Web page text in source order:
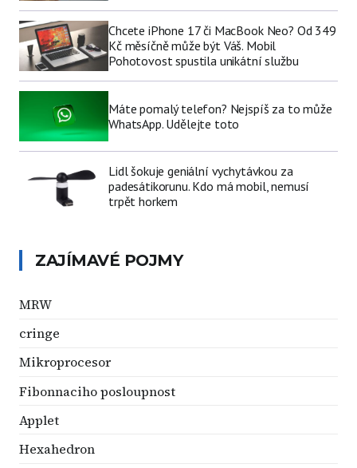
Chcete iPhone 17 či MacBook Neo? Od 349
Kč měsíčně může být Váš. Mobil
Pohotovost spustila unikátní službu
Máte pomalý telefon? Nejspíš za to může
WhatsApp. Udělejte toto
Lidl šokuje geniální vychytávkou za
padesátikorunu. Kdo má mobil, nemusí
trpět horkem
ZAJÍMAVÉ POJMY
MRW
cringe
Mikroprocesor
Fibonnaciho posloupnost
Applet
Hexahedron